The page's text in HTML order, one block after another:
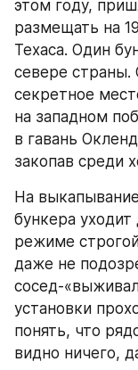
этом году,
размещать на
Техаса. Один
севере страны.
секретное
на западном
в гавань
закопав среди
На
бункера
режиме
даже не
сосед-
установки
понять, что
видно ничего,